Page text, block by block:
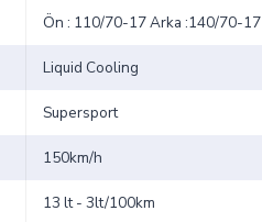
Ön : 110/70-17 Arka :140/70-17
Liquid Cooling
Supersport
150km/h
13 lt - 3lt/100km